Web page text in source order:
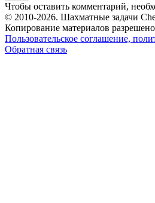
Чтобы оставить комментарий,
© 2010-2026. Шахматные задачи
Копирование материалов
Пользовательское соглашение,
Обратная связь